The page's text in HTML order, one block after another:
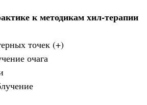
к методикам хил-терапии
точек (+)
очага